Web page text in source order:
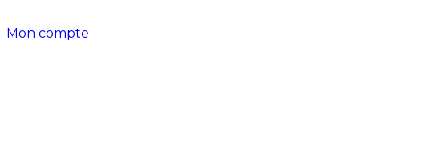
Mon compte